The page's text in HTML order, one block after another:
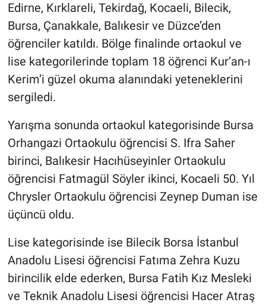
Edirne, Kırklareli, Tekirdağ, Kocaeli, Bilecik,
Bursa, Çanakkale, Balıkesir ve Düzce’den
öğrenciler katıldı. Bölge finalinde ortaokul ve
lise kategorilerinde toplam 18 öğrenci Kur’an-ı
Kerim’i güzel okuma alanındaki yeteneklerini
sergiledi.
Yarışma sonunda ortaokul kategorisinde Bursa
Orhangazi Ortaokulu öğrencisi S. Ifra Saher
birinci, Balıkesir Hacıhüseyinler Ortaokulu
öğrencisi Fatmagül Söyler ikinci, Kocaeli 50. Yıl
Chrysler Ortaokulu öğrencisi Zeynep Duman ise
üçüncü oldu.
Lise kategorisinde ise Bilecik Borsa İstanbul
Anadolu Lisesi öğrencisi Fatıma Zehra Kuzu
birincilik elde ederken, Bursa Fatih Kız Mesleki
ve Teknik Anadolu Lisesi öğrencisi Hacer Atraş